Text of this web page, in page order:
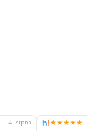
4. srpna ★★★★★